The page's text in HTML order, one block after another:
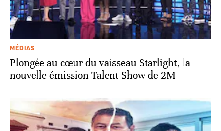
MÉDIAS
Plongée au cœur du vaisseau Starlight, la
nouvelle émission Talent Show de 2M